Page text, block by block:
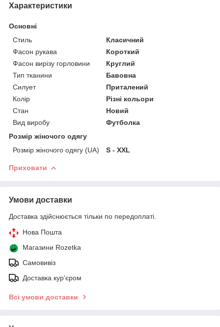
Характеристики
Основні
Стиль
Класичний
Фасон рукава
Короткий
Фасон вирізу горловини
Круглий
Тип тканини
Бавовна
Силует
Приталений
Колір
Різні кольори
Стан
Новий
Вид виробу
Футболка
Розмір жіночого одягу
Розмір жіночого одягу (UA)
S - XXL
Приховати
Умови доставки
Доставка здійснюється тільки по передоплаті.
Нова Пошта
Магазини Rozetka
Самовивіз
Доставка кур'єром
Всі умови доставки